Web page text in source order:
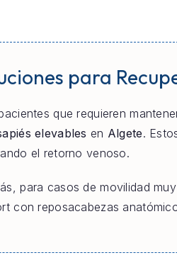
para
que requieren
elevables en Algete.
el retorno venoso.
para casos de movilidad
con reposacabezas